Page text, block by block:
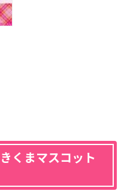
くまマスコット